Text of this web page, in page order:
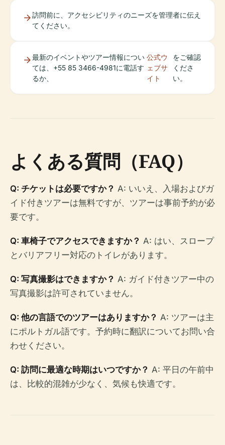
訪問前に、アクセシビリティのニーズを管理者に伝え
てください。
最新のイベントやツアー情報につい
ては、+55 85 3466-4981に電話す
るか、
公式ウ
ェブサ
イト
をご確認
くださ
い。
よくある質問（FAQ）
Q: チケットは必要ですか？ A: いいえ、入場およびガ
イド付きツアーは無料ですが、ツアーは事前予約が必
要です。
Q: 車椅子でアクセスできますか？ A: はい、スロープ
とバリアフリー対応のトイレがあります。
Q: 写真撮影はできますか？ A: ガイド付きツアー中の
写真撮影は許可されていません。
Q: 他の言語でのツアーはありますか？ A: ツアーは主
にポルトガル語です。予約時に翻訳についてお問い合
わせください。
Q: 訪問に最適な時期はいつですか？ A: 平日の午前中
は、比較的混雑が少なく、気候も快適です。